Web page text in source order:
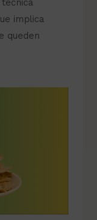
implica
queden